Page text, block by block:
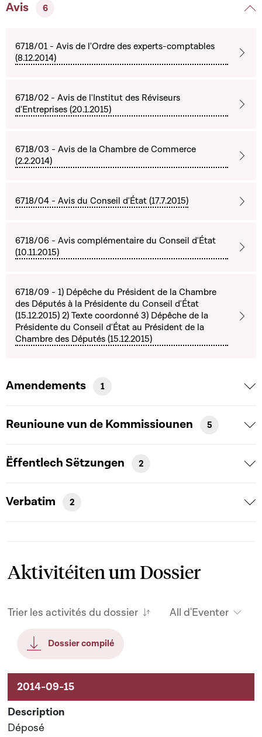
Avis 6
6718/01 - Avis de l'Ordre des experts-comptables
(8.12.2014)
6718/02 - Avis de l'Institut des Réviseurs
d'Entreprises (20.1.2015)
6718/03 - Avis de la Chambre de Commerce
(2.2.2014)
6718/04 - Avis du Conseil d'État (17.7.2015)
6718/06 - Avis complémentaire du Conseil d'État
(10.11.2015)
6718/09 - 1) Dépêche du Président de la Chambre
des Députés à la Présidente du Conseil d'État
(15.12.2015) 2) Texte coordonné 3) Dépêche de la
Présidente du Conseil d'État au Président de la
Chambre des Députés (15.12.2015)
Amendements 1
Reunioune vun de Kommissiounen 5
Ëffentlech Sëtzungen 2
Verbatim 2
Aktivitéiten um Dossier
Trier les activités du dossier All d'Eventer
Dossier compilé
Aktivitéiten um Dossier
Déposé